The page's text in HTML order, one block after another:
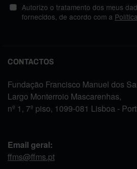
Autorizo o tratamento dos meus
fornecidos, de acordo com a
CONTACTOS
Fundação Francisco Manuel dos
Largo Monterroio Mascarenhas,
nº 1, 7º piso, 1099-081 Lisboa -
Email geral:
ffms@ffms.pt